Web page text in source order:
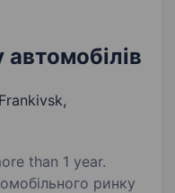
than 1 year.
ринку